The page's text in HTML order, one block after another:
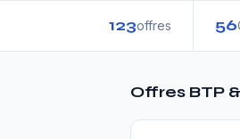
123offres 56
Offres BTP